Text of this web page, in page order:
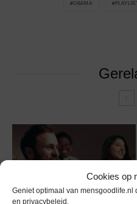
Cookies op
Geniet optimaal van
en privacybeleid.
OBAMA
TED Talks zetten je
aan het denken